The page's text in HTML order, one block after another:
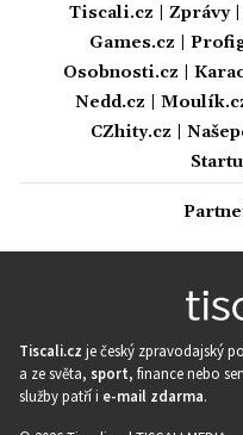
Tiscali.cz Zprávy|
Games.cz
Osobnosti.cz
Nedd.cz
CZhity.cz
Tiscali.cz je český zpravodajský
a ze světa, sport, finance nebo
služby patří i e-mail zdarma.